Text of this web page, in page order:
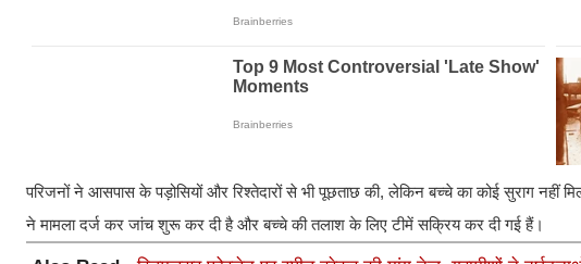
परिजनों ने आसपास के पड़ोसियों और रिश्तेदारों से भी पूछताछ की, लेकिन बच्चे का कोई सुराग नहीं
ने मामला दर्ज कर जांच शुरू कर दी है और बच्चे की तलाश के लिए टीमें सक्रिय कर दी गई हैं।